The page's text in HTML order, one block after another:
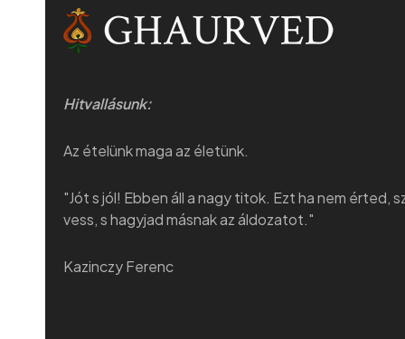
Hitvallásunk:
Az ételünk maga az életünk.
"Jót s jól! Ebben áll a nagy titok. Ezt ha nem érted,
vess, s hagyjad másnak az áldozatot."
Kazinczy Ferenc